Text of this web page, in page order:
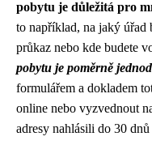
pobytu je důležitá pro
to například, na jaký úřad
průkaz nebo kde budete
pobytu je poměrně
formulářem a dokladem
online nebo vyzvednout
adresy nahlásili do 30